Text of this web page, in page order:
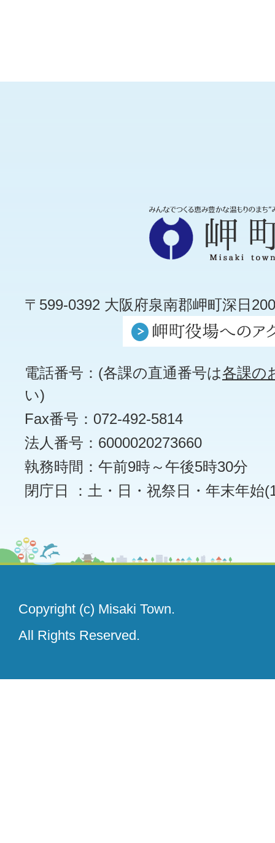
〒599-0392 大阪府泉南郡岬町深日
電話番号：(各課の直通番号は各課の
い)
Fax番号：072-492-5814
法人番号：6000020273660
執務時間：午前9時～午後5時30分
閉庁日 ：土・日・祝祭日・年末年始
Copyright (c) Misaki Town.
All Rights Reserved.